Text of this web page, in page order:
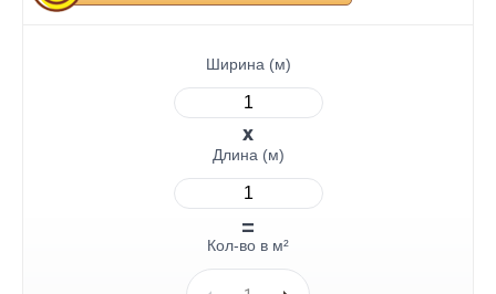
Ширина (м)
Длина (м)
Кол-во в м²